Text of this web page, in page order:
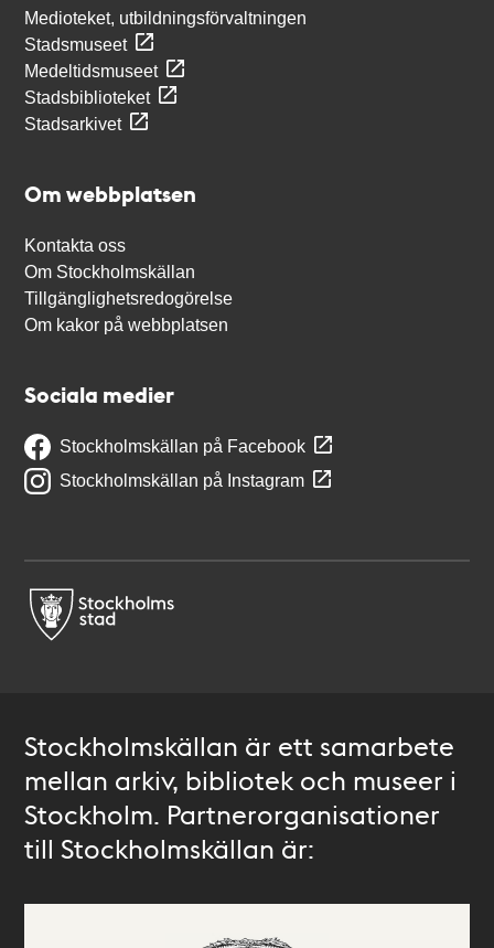
Medioteket, utbildningsförvaltningen
Stadsmuseet
Medeltidsmuseet
Stadsbiblioteket
Stadsarkivet
Om webbplatsen
Kontakta oss
Om Stockholmskällan
Tillgänglighetsredogörelse
Om kakor på webbplatsen
Sociala medier
Stockholmskällan på Facebook
Stockholmskällan på Instagram
Stockholmskällan är ett samarbete
mellan arkiv, bibliotek och museer i
Stockholm. Partnerorganisationer
till Stockholmskällan är: